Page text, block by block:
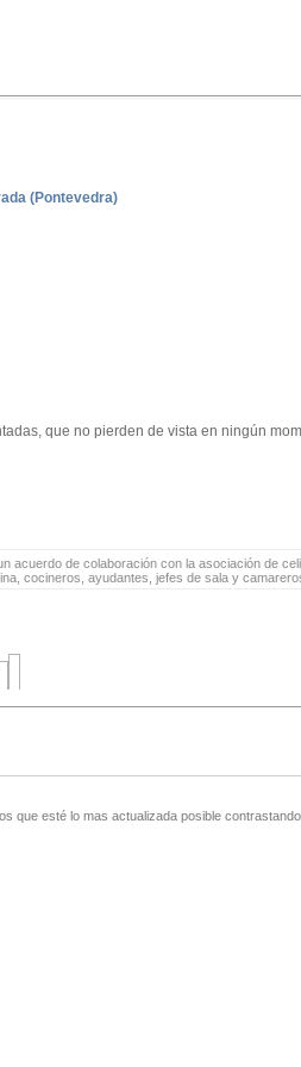
(Pontevedra)
que no pierden de vista en ningún
acuerdo de colaboración con la asociación de
cocineros, ayudantes, jefes de sala y
que esté lo mas actualizada posible